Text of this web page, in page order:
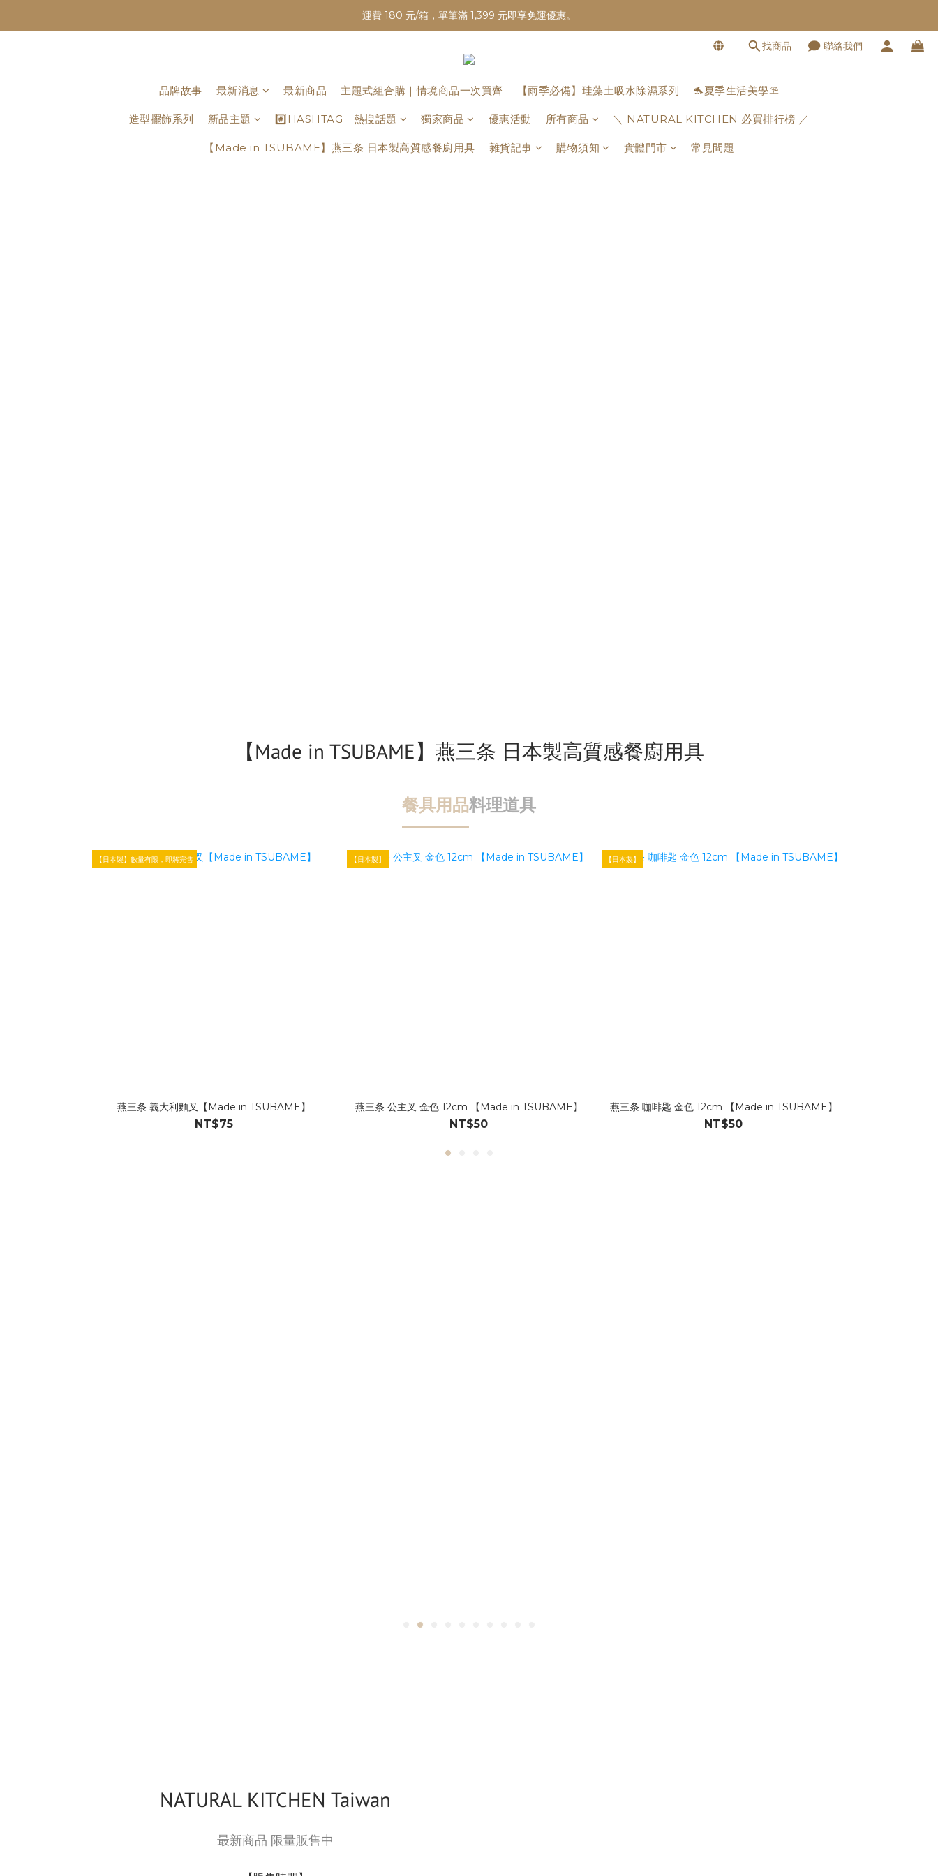
運費 180 元/箱，單筆滿 1,399 元即享免運優惠。
找商品 聯絡我們
品牌故事 最新消息 最新商品 主題式組合購｜情境商品一次買齊 【雨季必備】珪藻土吸水除濕系列 🐬夏季生活美學⛱️
造型擺飾系列 新品主題 #️⃣HASHTAG｜熱搜話題 獨家商品 優惠活動 所有商品 ＼ NATURAL KITCHEN 必買排行榜 ／
【Made in TSUBAME】燕三条 日本製高質感餐廚用具 雜貨記事 購物須知 實體門市 常見問題
【Made in TSUBAME】燕三条 日本製高質感餐廚用具
餐具用品料理道具
【日本製】數量有限，即將完售
燕三条 義大利麵叉【Made in TSUBAME】
NT$75
【日本製】
燕三条 公主叉 金色 12cm 【Made in TSUBAME】
NT$50
【日本製】
燕三条 咖啡匙 金色 12cm 【Made in TSUBAME】
NT$50
NATURAL KITCHEN Taiwan
最新商品 限量販售中